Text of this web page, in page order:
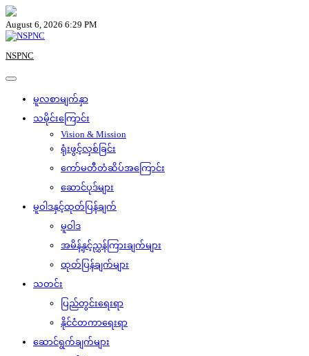
Skip
to
content
August 6, 2026 6:29 PM
NSPNC
မူလစာမျက်နှာ
သမိုင်းကြောင်း
Vision & Mission
ရုံးဖွင့်လှစ်ခြင်း
ကော်မတီတံဆိပ်အကြောင်း
ဆောင်ပုဒ်များ
မူဝါဒနှင့်ထုတ်ပြန်ချက်
မူဝါဒ
အမိန့်နှင့်ညွှန်ကြားချက်များ
ထုတ်ပြန်ချက်များ
သတင်း
ပြည်တွင်းရေးရာ
နိုင်ငံတကာရေးရာ
ဆောင်ရွက်ချက်များ